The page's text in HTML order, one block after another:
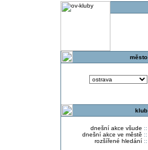
město
klub
dnešní akce všude ::
dnešní akce ve městě ::
rozšířené hledání::